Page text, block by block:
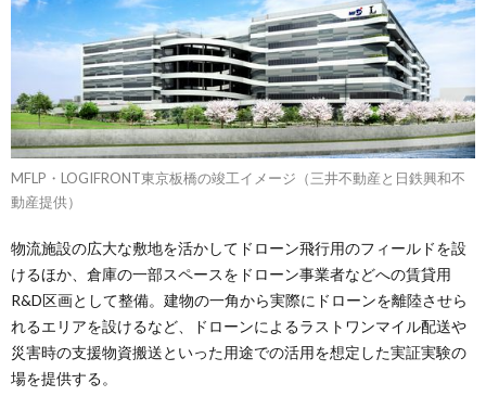
MFLP・LOGIFRONT東京板橋の竣工イメージ（三井不動産と日鉄興和不
動産提供）
物流施設の広大な敷地を活かしてドローン飛行用のフィールドを設
けるほか、倉庫の一部スペースをドローン事業者などへの賃貸用
R&D区画として整備。建物の一角から実際にドローンを離陸させら
れるエリアを設けるなど、ドローンによるラストワンマイル配送や
災害時の支援物資搬送といった用途での活用を想定した実証実験の
場を提供する。